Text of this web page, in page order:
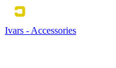
Ivars - Accessories